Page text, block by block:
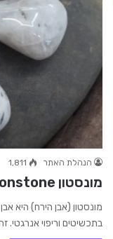
הנהלת האתר 1,811
מונסטון Moonstone
מונסטון (אבן הירח) היא
בתכשיטים וריפוי אנרגטי.